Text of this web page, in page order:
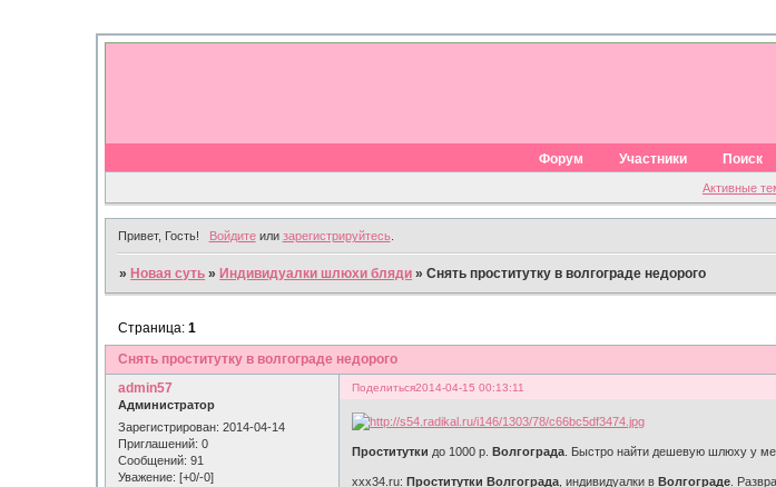
Форум Участники Поиск
Активные
Привет, Гость! Войдитеили зарегистрируйтесь.
» Новая суть » Индивидуалки шлюхи бляди »Снять проститутку в волгограде недорого
Снять проститутку в волгограде недорого
Страница:1
Поделиться2014-04-15 00:13:11
admin57
Администратор
Зарегистрирован: 2014-04-14
Приглашений: 0
Сообщений: 91
Уважение: [+0/-0]
Проститутки до 1000 р.Волгограда . Быстро найти дешевую шлюху у
xxx34.ru:Проститутки Волгограда , индивидуалки вВолгограде .